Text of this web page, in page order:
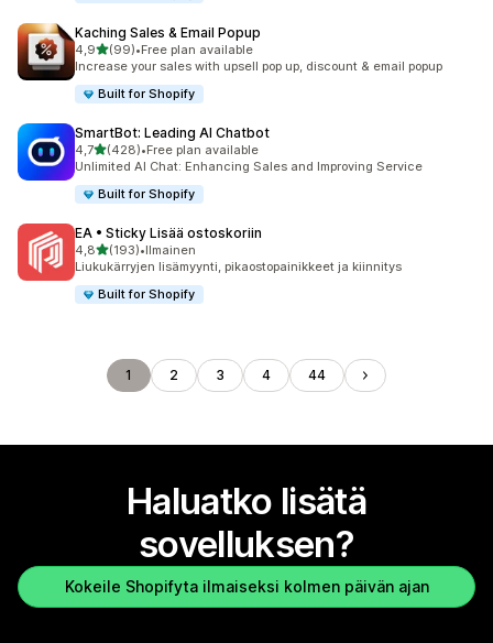
Kaching Sales & Email Popup
4,9/ 5 tähteä
(99)
99 arvostelua yhteensä
•Free plan available
Increase your sales with upsell pop up, discount & email popup
Built for Shopify
SmartBot: Leading AI Chatbot
4,7/ 5 tähteä
(428)
428 arvostelua yhteensä
•Free plan available
Unlimited AI Chat: Enhancing Sales and Improving Service
Built for Shopify
EA • Sticky Lisää ostoskoriin
4,8/ 5 tähteä
(193)
193 arvostelua yhteensä
•Ilmainen
Liukukärryjen lisämyynti, pikaostopainikkeet ja kiinnitys
Built for Shopify
1 2 3 4 44
Haluatko lisätä
sovelluksen?
Kokeile Shopifyta ilmaiseksi kolmen päivän ajan